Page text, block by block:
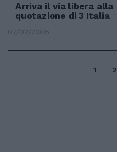
Arriva il via libera alla
quotazione di 3 Italia
07/02/2006
1 2